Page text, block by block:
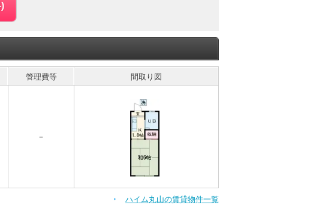
管理費等 間取り図
－
ハイム丸山の賃貸物件一覧